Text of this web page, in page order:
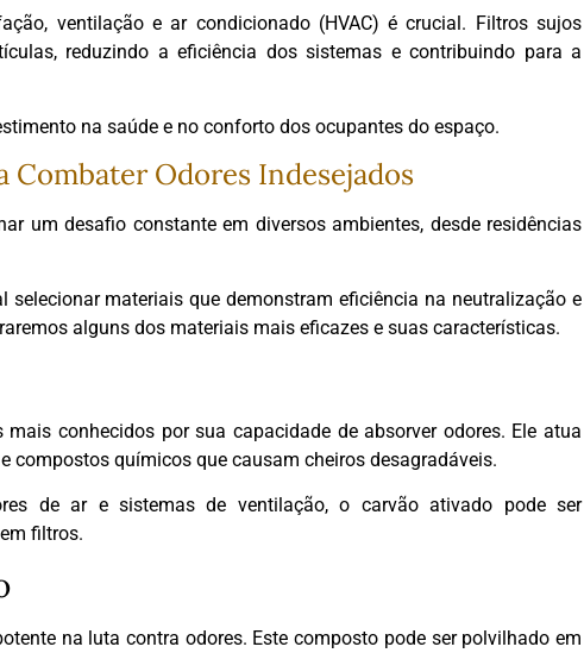
ventilação e ar condicionado (HVAC) é crucial. Filtros sujos
reduzindo a eficiência dos sistemas e contribuindo para a
na saúde e no conforto dos ocupantes do espaço.
Odores Indesejados
um desafio constante em diversos ambientes, desde residências
selecionar materiais que demonstram eficiência na neutralização e
alguns dos materiais mais eficazes e suas características.
conhecidos por sua capacidade de absorver odores. Ele atua
compostos químicos que causam cheiros desagradáveis.
de ar e sistemas de ventilação, o carvão ativado pode ser
filtros.
na luta contra odores. Este composto pode ser polvilhado em